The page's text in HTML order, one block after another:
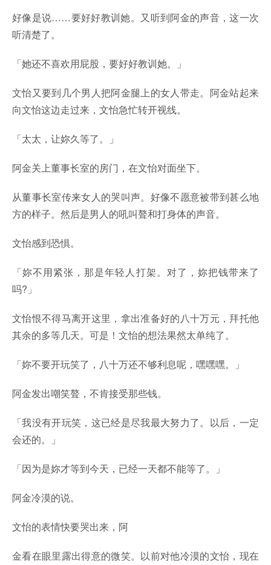
好像是说……要好好教训她。又听到阿金的声音，这一次
听清楚了。
「她还不喜欢用屁股，要好好教训她。」
文怡又要到几个男人把阿金腿上的女人带走。阿金站起来
向文怡这边走过来，文怡急忙转开视线。
「太太，让妳久等了。」
阿金关上董事长室的房门，在文怡对面坐下。
从董事长室传来女人的哭叫声。好像不愿意被带到甚么地
方的样子。然后是男人的吼叫聱和打身体的声音。
文怡感到恐惧。
「妳不用紧张，那是年轻人打架。对了，妳把钱带来了
吗?」
文怡恨不得马离开这里，拿出准备好的八十万元，拜托他
其余的多等几天。可是！文怡的想法果然太单纯了。
「妳不要开玩笑了，八十万还不够利息呢，嘿嘿嘿。」
阿金发出嘲笑聱，不肯接受那些钱。
「我没有开玩笑，这已经是尽我最大努力了。以后，一定
会还的。」
「因为是妳才等到今天，已经一天都不能等了。」
阿金冷漠的说。
文怡的表情快要哭出来，阿
金看在眼里露出得意的微笑。以前对他冷漠的文怡，现在